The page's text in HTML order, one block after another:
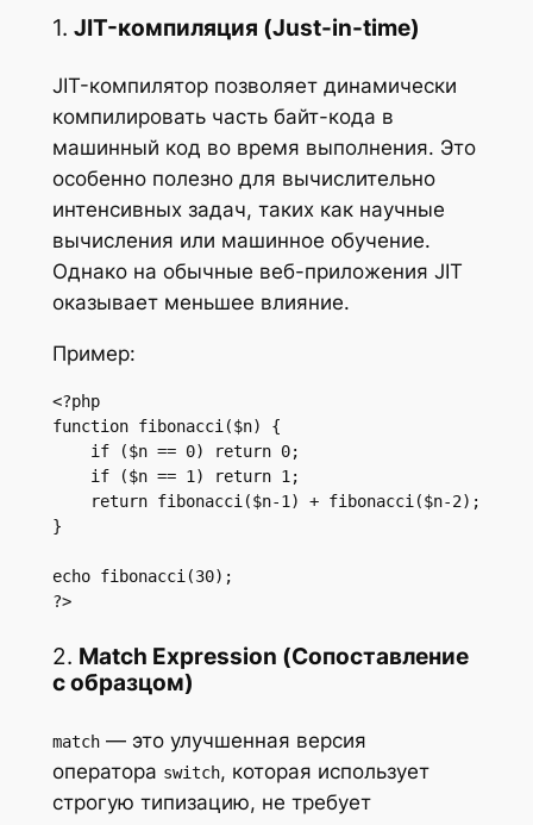
1. JIT-компиляция (Just-in-time)
JIT-компилятор позволяет динамически
компилировать часть байт-кода в
машинный код во время выполнения. Это
особенно полезно для вычислительно
интенсивных задач, таких как научные
вычисления или машинное обучение.
Однако на обычные веб-приложения JIT
оказывает меньшее влияние.
Пример:
<?php
function fibonacci($n) {
}
echo fibonacci(30);
?>
2. Match Expression (Сопоставление
с образцом)
match— это улучшенная версия
оператора switch, которая использует
строгую типизацию, не требует